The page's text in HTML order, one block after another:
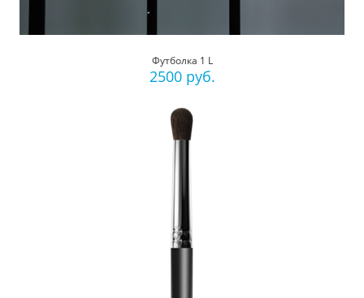
Футболка 1 L
2500 руб.